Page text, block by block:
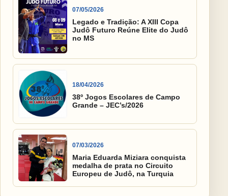
07/05/2026
Legado e Tradição: A XIII Copa
Judô Futuro Reúne Elite do Judô
no MS
18/04/2026
38º Jogos Escolares de Campo
Grande – JEC’s/2026
07/03/2026
Maria Eduarda Miziara conquista
medalha de prata no Circuito
Europeu de Judô, na Turquia